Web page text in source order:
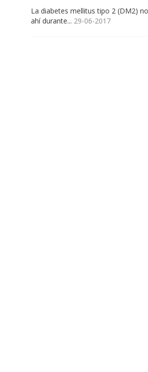
La diabetes mellitus tipo 2 (DM2)
ahí durante... 29-06-2017